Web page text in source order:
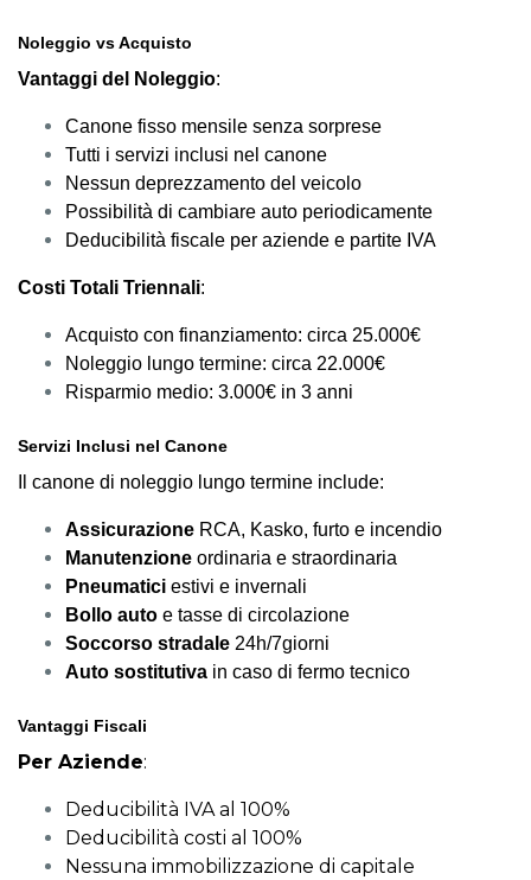
Noleggio vs Acquisto
Vantaggi del Noleggio:
Canone fisso mensile senza sorprese
Tutti i servizi inclusi nel canone
Nessun deprezzamento del veicolo
Possibilità di cambiare auto periodicamente
Deducibilità fiscale per aziende e partite IVA
Costi Totali Triennali:
Acquisto con finanziamento: circa 25.000€
Noleggio lungo termine: circa 22.000€
Risparmio medio: 3.000€ in 3 anni
Servizi Inclusi nel Canone
Il canone di noleggio lungo termine include:
Assicurazione RCA, Kasko, furto e incendio
Manutenzione ordinaria e straordinaria
Pneumatici estivi e invernali
Bollo auto e tasse di circolazione
Soccorso stradale 24h/7giorni
Auto sostitutiva in caso di fermo tecnico
Vantaggi Fiscali
Per Aziende:
Deducibilità IVA al 100%
Deducibilità costi al 100%
Nessuna immobilizzazione di capitale